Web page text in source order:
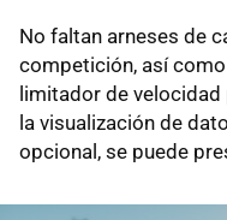
No faltan arneses de
competición, así
limitador de
la visualización de
opcional, se puede